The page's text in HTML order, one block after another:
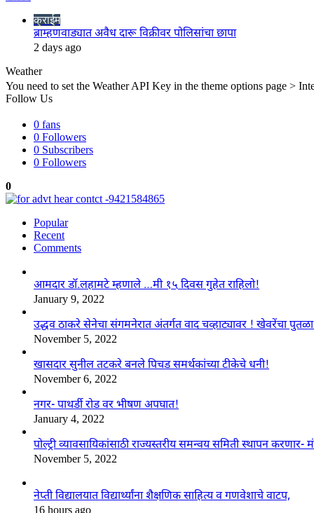
क्राईम
ब्राम्हणवाड्यात अवैध दारू विक्रीवर पोलिसांचा छापा
2 days ago
Weather
You need to set the Weather API Key in the theme options page >
Follow Us
0 fans
0 Followers
0 Subscribers
0 Followers
0
Popular
Recent
Comments
आमदार डॉ.लहामटे म्हणाले …मी १५ दिवस गुहेत राहिलो!
January 9, 2022
उद्धव ठाकरे सेनेचा संगमनेरात अंतर्गत वाद चव्हाट्यावर ! खेवरेंचा
November 5, 2022
खासदार सुनील तटकरे बनले पिचड समर्थकांच्या टीकेचे धनी!
November 6, 2022
नगर- पाथर्डी रोड वर भीषण अपघात!
January 4, 2022
पोल्ट्री व्यावसायिकांसाठी राज्यस्तरीय समन्वय समिती स्थापन करणार-
November 5, 2022
नेप्ती विद्यालयात विद्यार्थ्यांना शैक्षणिक साहित्य व गणवेशाचे वाटप,
16 hours ago